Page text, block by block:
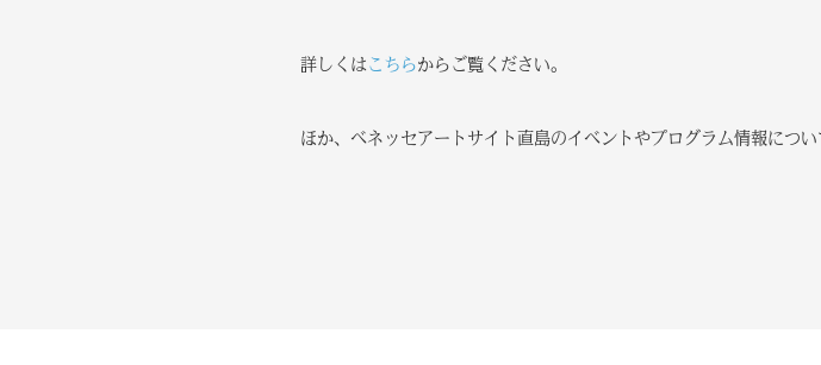
詳しくは こちらからご覧ください。
ほか、ベネッセアートサイト直島のイベントやプログラム情報につい